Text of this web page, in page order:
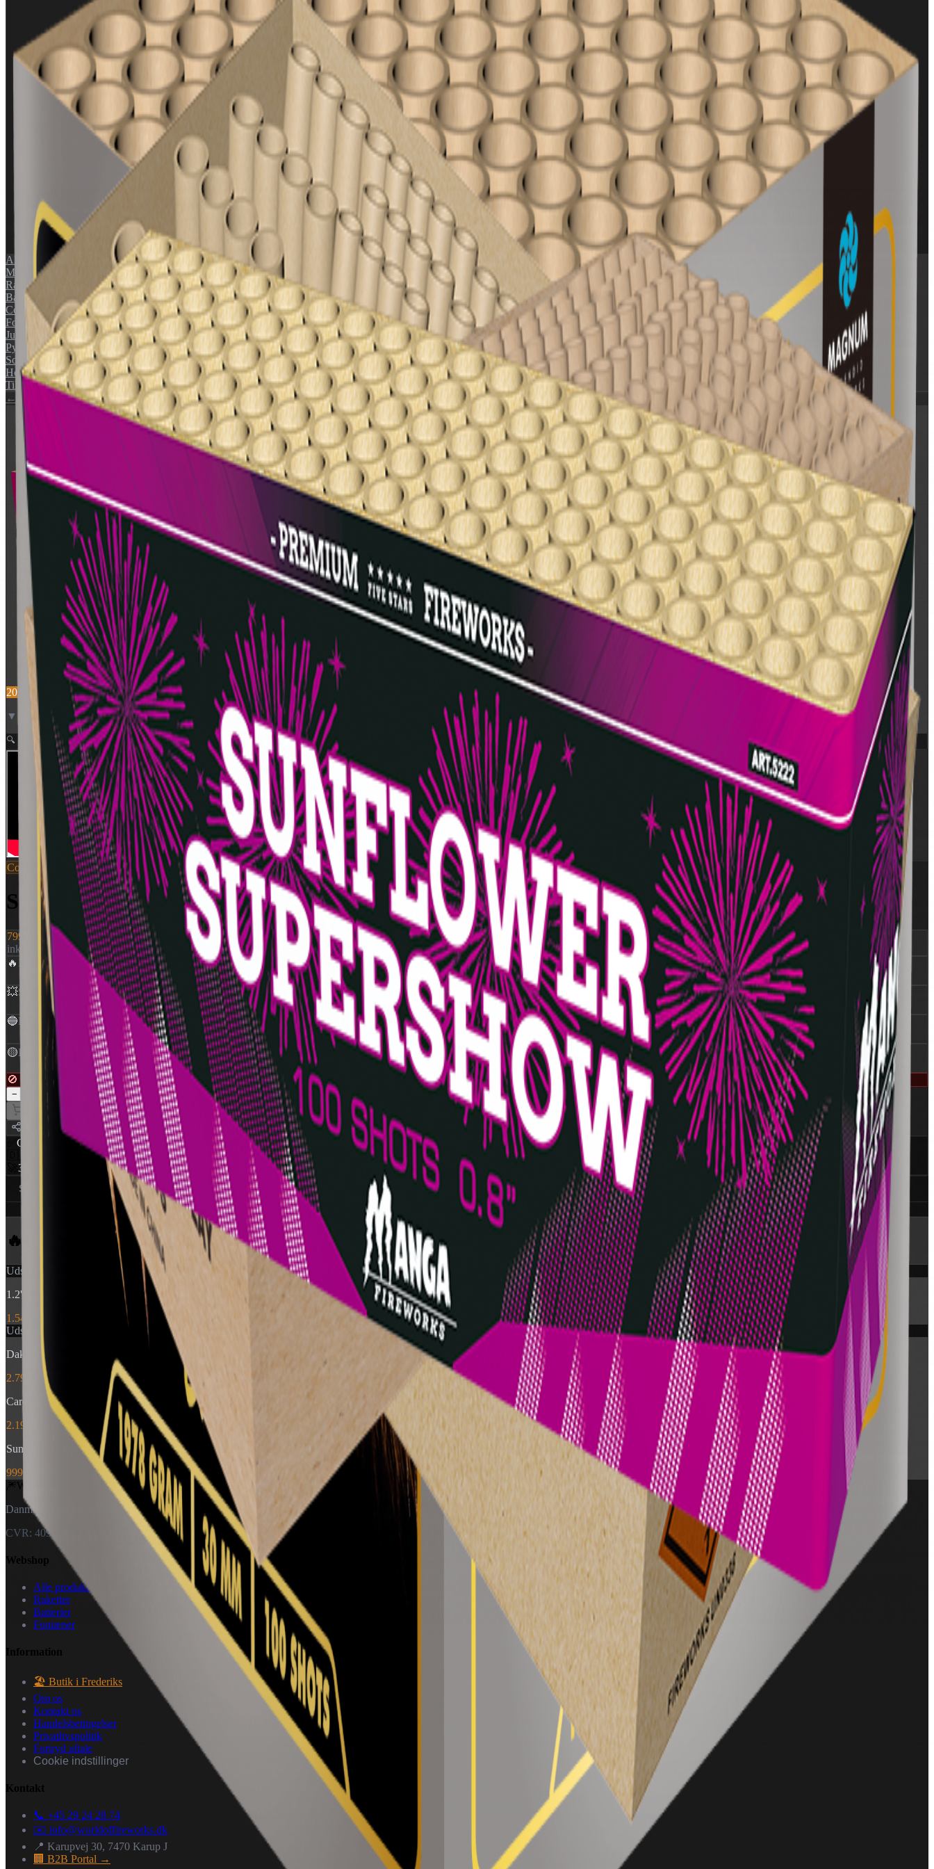
Find noget fedt fyrværkeri nedenfor
Se alle produkter
POPULÆRE KATEGORIER
💥Batterier
⛲Fontæner
🎆Compounds ✨ Tilbehør
Alle produkter
Miner
Raketter
Batterier
Compounds
Fontæner
Junior
Pyroshow
Sortimenter
Helårs artikler (F1)
Tilbehør
← Tilbage til katalog
2025 NYHED!
▼ Video neden for
🔍 Zoom
Compounds SKU:VC436
San Marino Golden Medal
799 kr.
inkl. moms
🔥 NEM: 907 g
💥Skud 72
🔵Rør Ø 25 mm
🟡Klasse 1,4G
🚫 Udsolgt — ikke tilgængelig
−
Læg i kurv
CE GodkendtEU-certificeret
Dansk distributørWorld Of Fireworks
350+ produkter Professionelt udvalg
Specifikationer (4) Ansvarlig part
🔥 Flere produkter fra Compounds
Udsolgt
1.2'' Caracas Chaos
1.549 kr.
Udsolgt
Dakota Sunset
2.799 kr.
Cardinal Directions 268 shots
2.199 kr.
Sunflower Supershow 100 shots
999 kr.
🎆World Of
Fireworks
Danmarks specialister i fyrværkeri — til private og forhandlere.
CVR: 40926151
Webshop
Alle produkter
Raketter
Batterier
Fontæner
Information
🏖️ Butik i Frederiks
Om os
Kontakt os
Handelsbetingelser
Privatlivspolitik
Fortryd aftale
Cookie indstillinger
Kontakt
📞 +45 29 24 28 74
✉️ info@worldoffireworks.dk
📍 Karupvej 30, 7470 Karup J
🏢 B2B Portal →